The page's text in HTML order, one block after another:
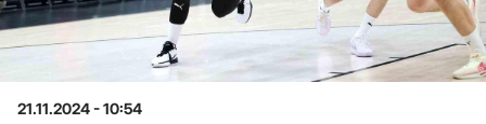
21.11.2024 - 10:54